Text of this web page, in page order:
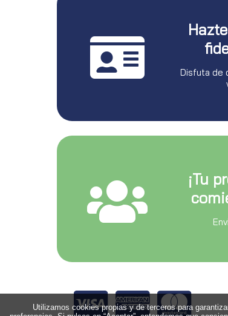
Disfuta de
¡Tu
Utilizamos cookies propias y de terceros para